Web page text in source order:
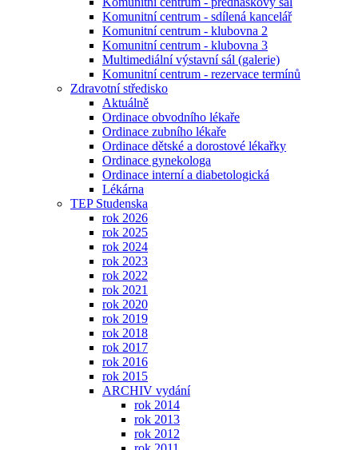
Komunitní centrum - sdílená kancelář
Komunitní centrum - klubovna 2
Komunitní centrum - klubovna 3
Multimediální výstavní sál (galerie)
Komunitní centrum - rezervace termínů
Zdravotní středisko
Aktuálně
Ordinace obvodního lékaře
Ordinace zubního lékaře
Ordinace dětské a dorostové lékařky
Ordinace gynekologa
Ordinace interní a diabetologická
Lékárna
TEP Studenska
rok 2026
rok 2025
rok 2024
rok 2023
rok 2022
rok 2021
rok 2020
rok 2019
rok 2018
rok 2017
rok 2016
rok 2015
ARCHIV vydání
rok 2014
rok 2013
rok 2012